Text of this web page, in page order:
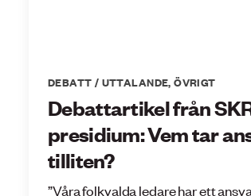
DEBATT / UTTALANDE,ÖVRIGT
Debattartikel från
presidium: Vem tar
tilliten?
”Våra folkvalda ledare har ett